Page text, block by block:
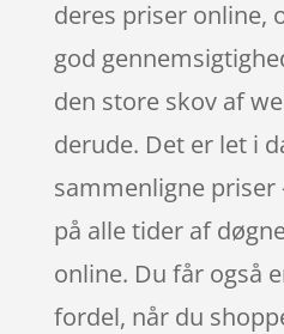
deres priser online,
god
den store skov af
derude. Det er let i
sammenligne priser
på alle tider af
online. Du får også
fordel, når du